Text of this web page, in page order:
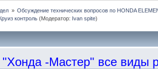
» Обсуждение технических вопросов по HONDA
контроль(Модератор: Ivan spite)
-Мастер" все виды